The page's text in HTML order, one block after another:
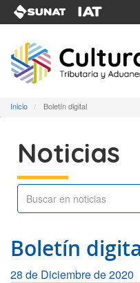
Pasar
al
principal
Inicio Boletín digital
Noticias
Boletín
28 de Diciembre de 2020